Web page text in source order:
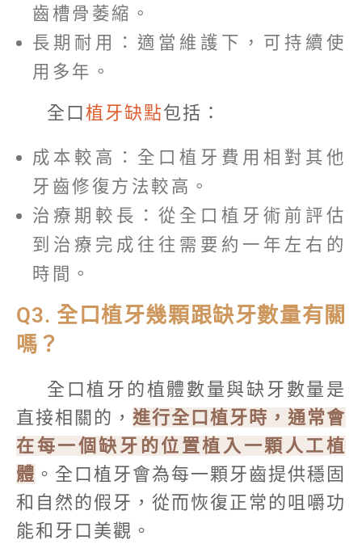
齒槽骨萎縮。
長期耐用：適當維護下，可持續使
用多年。
全口 植牙缺點包括：
成本較高：全口植牙費用相對其他
牙齒修復方法較高。
治療期較長：從全口植牙術前評估
到治療完成往往需要約一年左右的
時間。
Q3. 全口植牙幾顆跟缺牙數量有關
嗎？
全口植牙的植體數量與缺牙數量是
直接相關的， 進行全口植牙時，通常會
在每一個缺牙的位置植入一顆人工植
體 。全口植牙會為每一顆牙齒提供穩固
和自然的假牙，從而恢復正常的咀嚼功
能和牙口美觀。